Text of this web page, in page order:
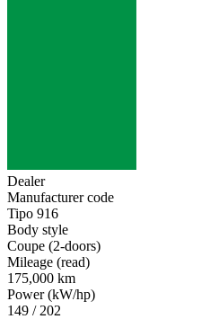
Dealer
Manufacturer code
Tipo 916
Body style
Coupe (2-doors)
Mileage (read)
175,000 km
Power (kW/hp)
149 / 202